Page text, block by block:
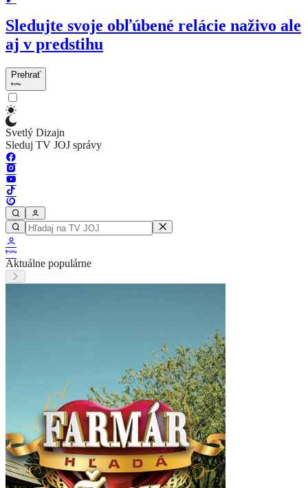
Sledujte svoje obľúbené relácie naživo ale
aj v predstihu
Prehrať
Svetlý Dizajn
Sleduj TV JOJ správy
Aktuálne populárne